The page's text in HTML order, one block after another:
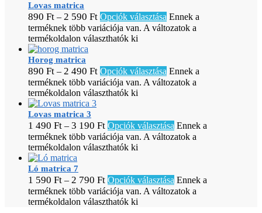
Lovas matrica
890 Ft – 2 590 Ft Opciók választása Ennek a
terméknek több variációja van. A változatok a
termékoldalon választhatók ki
Horog matrica
890 Ft – 2 490 Ft Opciók választása Ennek a
terméknek több variációja van. A változatok a
termékoldalon választhatók ki
Lovas matrica 3
1 490 Ft – 3 190 Ft Opciók választása Ennek a
terméknek több variációja van. A változatok a
termékoldalon választhatók ki
Ló matrica 7
1 590 Ft – 2 790 Ft Opciók választása Ennek a
terméknek több variációja van. A változatok a
termékoldalon választhatók ki